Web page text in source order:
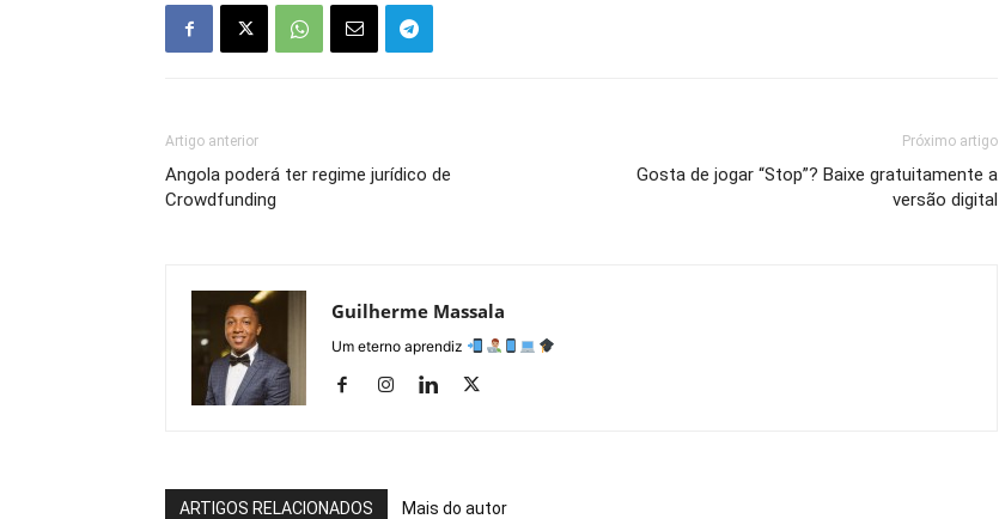
Artigo anterior
Angola poderá ter regime jurídico de
Crowdfunding
Próximo artigo
Gosta de jogar “Stop”? Baixe gratuitamente a
versão digital
Guilherme Massala
Um eterno aprendiz
ARTIGOS RELACIONADOS Mais do autor